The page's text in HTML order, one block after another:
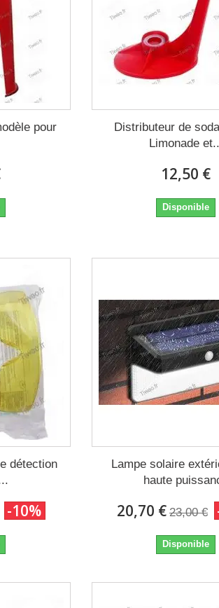
pour
Distributeur de
Limonade
12,50 €
Disponible
détection
-10%
Lampe solaire
haute
20,70 € 23,00 €
Disponible